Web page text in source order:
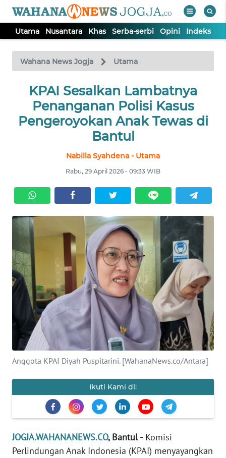
Utama Nusantara Khas Serba-serbi Opini Indeks
Wahana News Jogja Utama
KPAI Sesalkan Lambatnya
Penanganan Polisi Kasus
Pengeroyokan Anak Tewas di
Bantul
Nabilla Syahdena - Utama
Rabu, 29 April 2026 - 09:33 WIB
Anggota KPAI Diyah Puspitarini. [WahanaNews.co/Antara]
Ikuti Kami di:
JOGJA.WAHANANEWS.CO, Bantul -Komisi
Perlindungan Anak Indonesia (KPAI) menyayangkan
TV
Tutup
UTAMA
NUSANTARA
SERBI
OPINI
INDEKS
BERITA
KONTAK
INFO
IKLAN
PEDOMAN
MEDIA
SIBER